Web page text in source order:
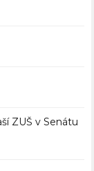
ZUŠ v Senátu